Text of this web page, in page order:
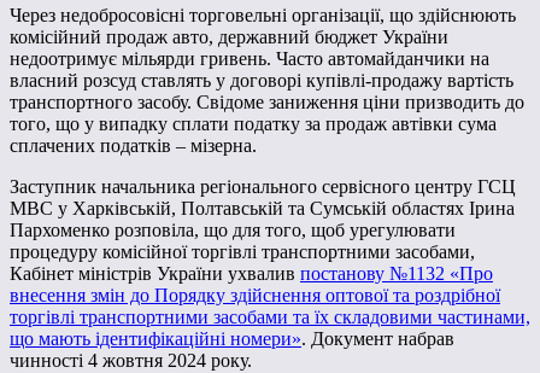
Через недобросовісні торговельні організації, що здійснюють
комісійний продаж авто, державний бюджет України
недоотримує мільярди гривень. Часто автомайданчики на
власний розсуд ставлять у договорі купівлі-продажу вартість
транспортного засобу. Свідоме заниження ціни призводить до
того, що у випадку сплати податку за продаж автівки сума
сплачених податків – мізерна.
Заступник начальника регіонального сервісного центру ГСЦ
МВС у Харківській, Полтавській та Сумській областях Ірина
Пархоменко розповіла, що для того, щоб урегулювати
процедуру комісійної торгівлі транспортними засобами,
Кабінет міністрів України ухвалив постанову №1132 «Про
внесення змін до Порядку здійснення оптової та роздрібної
торгівлі транспортними засобами та їх складовими частинами,
що мають ідентифікаційні номери». Документ набрав
чинності 4 жовтня 2024 року.